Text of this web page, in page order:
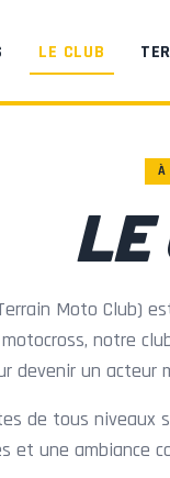
LE CLUB
LE
Moto Club)
notre
devenir un acteur
de tous niveaux
et une ambiance